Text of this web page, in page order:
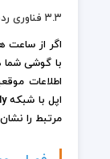
۳.۳ فناوری ردیابی از طریق سایر دستگاه‌های متصل
اگر از ساعت
با گوشی
اطلاعات
مرتبط را